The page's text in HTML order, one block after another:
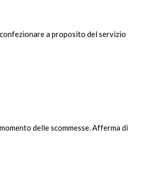
a proposito del servizio
delle scommesse. Afferma di